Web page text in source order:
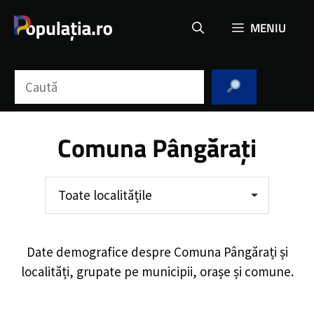
MENIU
Comuna Pângărați
Toate localitățile
Date demografice despre Comuna Pângărați și
localități, grupate pe municipii, orașe și comune.